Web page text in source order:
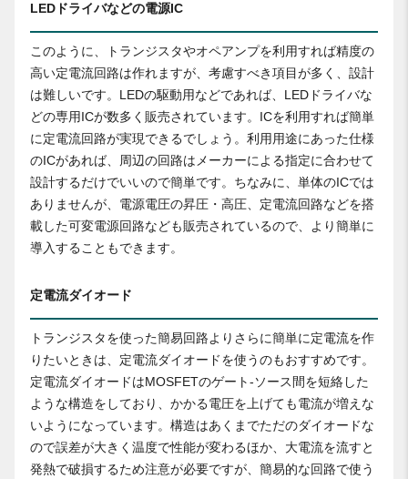
LEDドライバなどの電源IC
このように、トランジスタやオペアンプを利用すれば精度の
高い定電流回路は作れますが、考慮すべき項目が多く、設計
は難しいです。LEDの駆動用などであれば、LEDドライバな
どの専用ICが数多く販売されています。ICを利用すれば簡単
に定電流回路が実現できるでしょう。利用用途にあった仕様
のICがあれば、周辺の回路はメーカーによる指定に合わせて
設計するだけでいいので簡単です。ちなみに、単体のICでは
ありませんが、電源電圧の昇圧・高圧、定電流回路などを搭
載した可変電源回路なども販売されているので、より簡単に
導入することもできます。
定電流ダイオード
トランジスタを使った簡易回路よりさらに簡単に定電流を作
りたいときは、定電流ダイオードを使うのもおすすめです。
定電流ダイオードはMOSFETのゲート-ソース間を短絡した
ような構造をしており、かかる電圧を上げても電流が増えな
いようになっています。構造はあくまでただのダイオードな
ので誤差が大きく温度で性能が変わるほか、大電流を流すと
発熱で破損するため注意が必要ですが、簡易的な回路で使う